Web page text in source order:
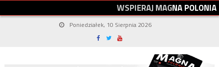
WSPIERAJMAGNAPOLONIA
Poniedziałek, 10 Sierpnia 2026